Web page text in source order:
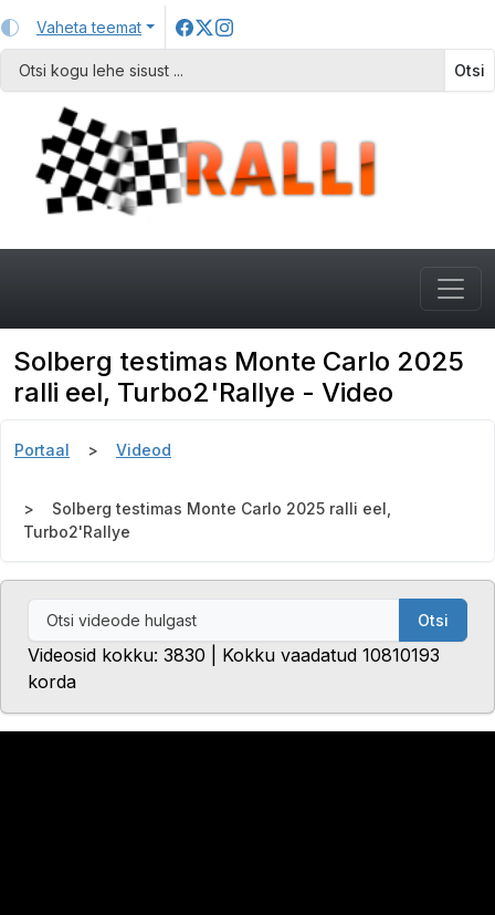
Vaheta teemat
Otsi
Solberg testimas Monte Carlo 2025
ralli eel, Turbo2'Rallye - Video
Portaal Videod
Solberg testimas Monte Carlo 2025 ralli eel,
Turbo2'Rallye
Otsi
Videosid kokku: 3830 | Kokku vaadatud 10810193
korda